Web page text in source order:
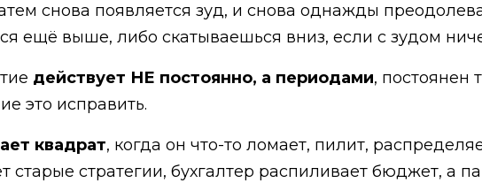
снова появляется зуд, и снова однажды
ещё выше, либо скатываешься вниз, если с зудом
действует НЕ постоянно, а периодами, постоянен
это исправить.
квадрат, когда он что-то ломает, пилит,
старые стратегии, бухгалтер распиливает бюджет, а